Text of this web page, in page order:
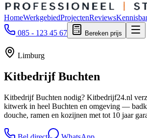
HomeWerkgebiedProjectenReviews
085 - 123 45 67
Bereken prijs
Limburg
KitbedrijfBuchten
Kitbedrijf Buchten nodig? Kitbedrijf24.nl
kitwerk in heel Buchten en omgeving —
douche, ramen en kozijnen met tot 10 jaar